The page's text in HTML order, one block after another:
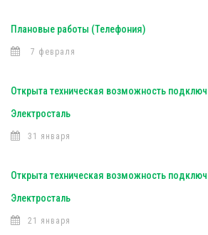
Плановые работы (Телефония)
7 февраля
Открыта техническая возможность
Электросталь
31 января
Открыта техническая возможность
Электросталь
21 января